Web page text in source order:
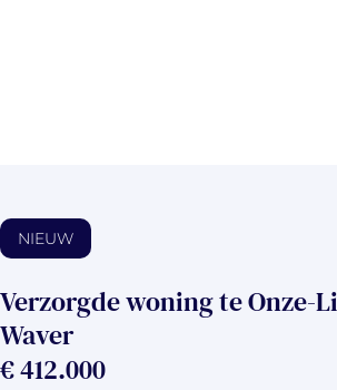
NIEUW
Verzorgde woning te Onze-
Waver
€ 412.000